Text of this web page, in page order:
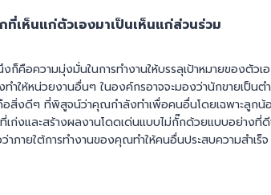
เห็นแก่ตัวเองมาเป็นเห็นแก่ส่วนร่วม
คือความมุ่งมั่นในการทำงานให้บรรลุเป้าหมายของตัวเ
ำให้หน่วยงานอื่นๆ ในองค์กรอาจจะมองว่านักขายเป็น
อสิ่งดีๆ ที่พิสูจน์ว่าคุณกำลังทำเพื่อคนอื่นโดยเฉพาะลู
ที่เก่งและสร้างผลงานโดดเด่นแบบไม่กั๊กด้วยแบบอย่าง
ภายใต้การทำงานของคุณทำให้คนอื่นประสบความสำเ